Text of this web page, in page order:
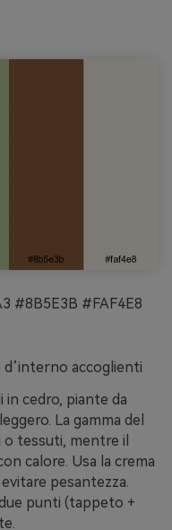
#8B5E3B #FAF4E8
d’interno accoglienti
in cedro, piante da
La gamma del
tessuti, mentre il
calore. Usa la crema
pesantezza.
punti (tappeto +